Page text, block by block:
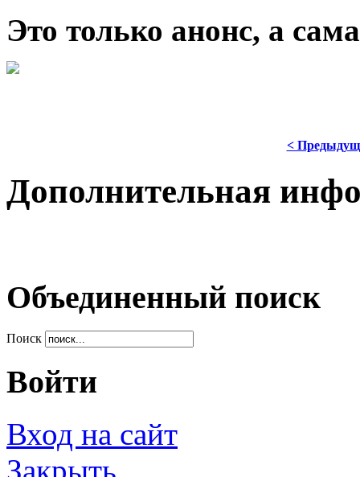
Это только анонс, а
<
Дополнительная
Объединенный поиск
Поиск
Войти
Вход на сайт
Закрыть